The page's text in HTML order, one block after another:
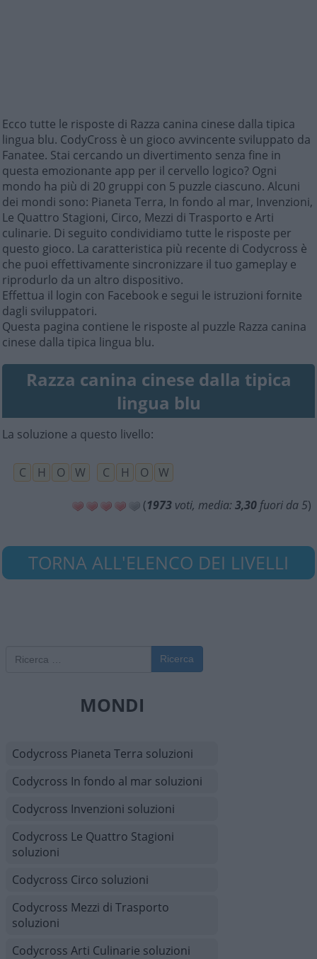
Ecco tutte le risposte di Razza canina cinese dalla tipica
lingua blu. CodyCross è un gioco avvincente sviluppato da
Fanatee. Stai cercando un divertimento senza fine in
questa emozionante app per il cervello logico? Ogni
mondo ha più di 20 gruppi con 5 puzzle ciascuno. Alcuni
dei mondi sono: Pianeta Terra, In fondo al mar, Invenzioni,
Le Quattro Stagioni, Circo, Mezzi di Trasporto e Arti
culinarie. Di seguito condividiamo tutte le risposte per
questo gioco. La caratteristica più recente di Codycross è
che puoi effettivamente sincronizzare il tuo gameplay e
riprodurlo da un altro dispositivo.
Effettua il login con Facebook e segui le istruzioni fornite
dagli sviluppatori.
Questa pagina contiene le risposte al puzzle Razza canina
cinese dalla tipica lingua blu.
Razza canina cinese dalla tipica
lingua blu
La soluzione a questo livello:
C H O W C H O W
(1973 voti, media: 3,30 fuori da 5)
TORNA ALL'ELENCO DEI LIVELLI
Ricerca
MONDI
Codycross Pianeta Terra soluzioni
Codycross In fondo al mar soluzioni
Codycross Invenzioni soluzioni
Codycross Le Quattro Stagioni
soluzioni
Codycross Circo soluzioni
Codycross Mezzi di Trasporto
soluzioni
Codycross Arti Culinarie soluzioni